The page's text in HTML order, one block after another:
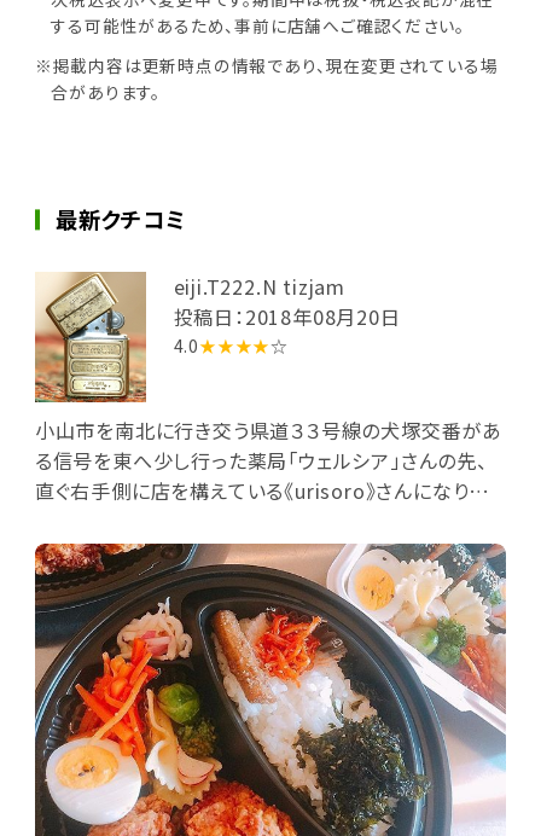
する可能性があるため、事前に店舗へご確認ください。
※掲載内容は更新時点の情報であり、現在変更されている場
合があります。
最新クチコミ
eiji.T222.N tizjam
投稿日：2018年08月20日
4.0★★★★☆
小山市を南北に行き交う県道３３号線の犬塚交番があ
る信号を東へ少し行った薬局「ウェルシア」さんの先、
直ぐ右手側に店を構えている《urisoro》さんになりま
するなど、こだわりの弁当屋さんです。好んで注文する
【女将の気まぐれ弁当】は、彩り豊かな様々な料理が日
替りでいただける、お薦めの逸品です！他にも、韓国の
りで作る『キンパ弁当』など、どのメニューも真心が感
じとれる隠れた名店です！